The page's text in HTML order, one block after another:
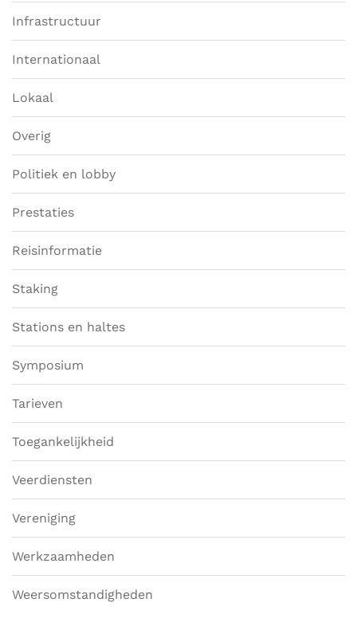
Infrastructuur
Internationaal
Lokaal
Overig
Politiek en lobby
Prestaties
Reisinformatie
Staking
Stations en haltes
Symposium
Tarieven
Toegankelijkheid
Veerdiensten
Vereniging
Werkzaamheden
Weersomstandigheden